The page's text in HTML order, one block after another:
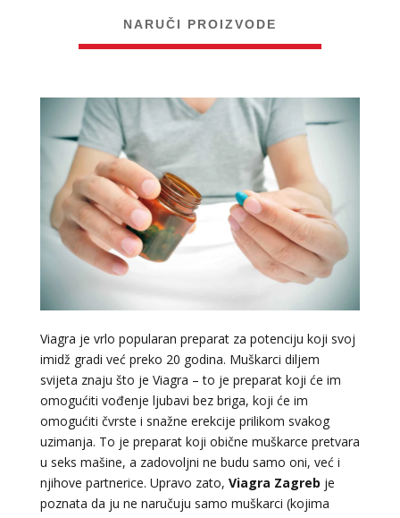
NARUČI PROIZVODE
Viagra je vrlo popularan preparat za potenciju koji svoj
imidž gradi već preko 20 godina. Muškarci diljem
svijeta znaju što je Viagra – to je preparat koji će im
omogućiti vođenje ljubavi bez briga, koji će im
omogućiti čvrste i snažne erekcije prilikom svakog
uzimanja. To je preparat koji obične muškarce pretvara
u seks mašine, a zadovoljni ne budu samo oni, već i
njihove partnerice. Upravo zato, Viagra Zagreb je
poznata da ju ne naručuju samo muškarci (kojima